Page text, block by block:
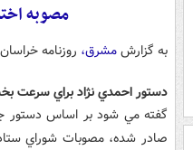
مصوبه
به گزارشمشرق، روزنامه
دستور احمدي نژاد براي سرعت
گفته مي شود بر اساس دستور
صادر شده، مصوبات شوراي